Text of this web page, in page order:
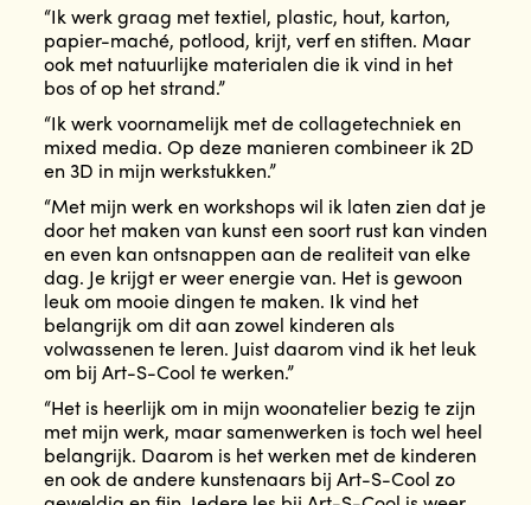
“Ik werk graag met textiel, plastic, hout, karton,
papier-maché, potlood, krijt, verf en stiften. Maar
ook met natuurlijke materialen die ik vind in het
bos of op het strand.”
“Ik werk voornamelijk met de collagetechniek en
mixed media. Op deze manieren combineer ik 2D
en 3D in mijn werkstukken.”
“Met mijn werk en workshops wil ik laten zien dat je
door het maken van kunst een soort rust kan vinden
en even kan ontsnappen aan de realiteit van elke
dag. Je krijgt er weer energie van. Het is gewoon
leuk om mooie dingen te maken. Ik vind het
belangrijk om dit aan zowel kinderen als
volwassenen te leren. Juist daarom vind ik het leuk
om bij Art-S-Cool te werken.”
“Het is heerlijk om in mijn woonatelier bezig te zijn
met mijn werk, maar samenwerken is toch wel heel
belangrijk. Daarom is het werken met de kinderen
en ook de andere kunstenaars bij Art-S-Cool zo